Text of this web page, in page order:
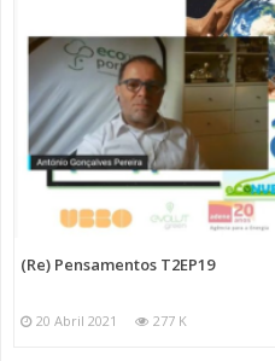
(Re) Pensamentos T2EP19
20 Abril 2021 277 K